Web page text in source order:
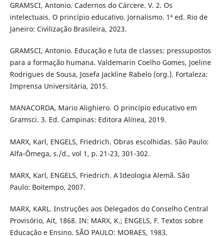
GRAMSCI, Antonio. Cadernos do Cárcere. V. 2. Os
intelectuais. O princípio educativo. Jornalismo. 1ª ed. Rio de
Janeiro: Civilização Brasileira, 2023.
GRAMSCI, Antonio. Educação e luta de classes: pressupostos
para a formação humana. Valdemarin Coelho Gomes, Joeline
Rodrigues de Sousa, Josefa Jackline Rabelo (org.). Fortaleza:
Imprensa Universitária, 2015.
MANACORDA, Mario Alighiero. O princípio educativo em
Gramsci. 3. Ed. Campinas: Editora Alínea, 2019.
MARX, Karl, ENGELS, Friedrich. Obras escolhidas. São Paulo:
Alfa-Ômega, s./d., vol 1, p. 21-23, 301-302.
MARX, Karl, ENGELS, Friedrich. A Ideologia Alemã. São
Paulo: Boitempo, 2007.
MARX, KARL. Instruções aos Delegados do Conselho Central
Provisório, Ait, 1868. IN: MARX, K.; ENGELS, F. Textos sobre
Educação e Ensino. SÃO PAULO: MORAES, 1983.